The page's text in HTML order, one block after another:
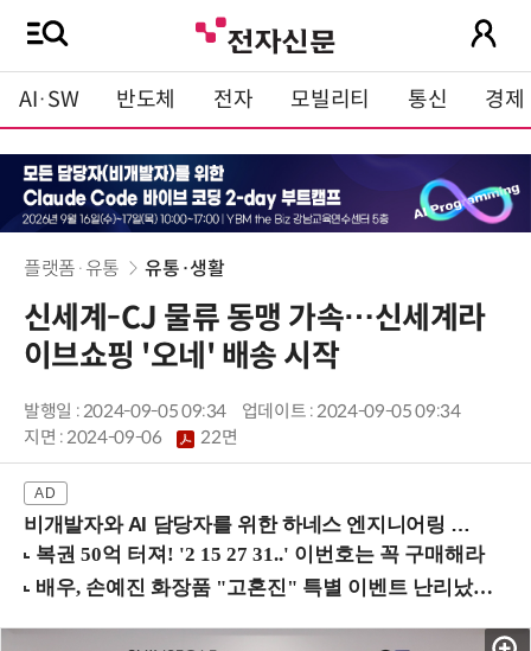
AI·SW 반도체 전자 모빌리티 통신 경제
플랫폼·유통 유통·생활
신세계-CJ 물류 동맹 가속…신세계라
이브쇼핑 '오네' 배송 시작
발행일 : 2024-09-05 09:34
업데이트 : 2024-09-05 09:34
지면 :2024-09-06 22면
비개발자와 AI 담당자를 위한 하네스 엔지니어링 입문과정 (8/20 신논현역)